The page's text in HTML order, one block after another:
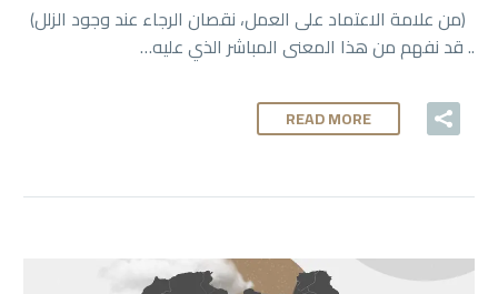
(من علامة الاعتماد على العمل، نقصان الرجاء عند وجود الزلل)
.. قد نفهم من هذا المعنى المباشر الذي عليه…
READ MORE